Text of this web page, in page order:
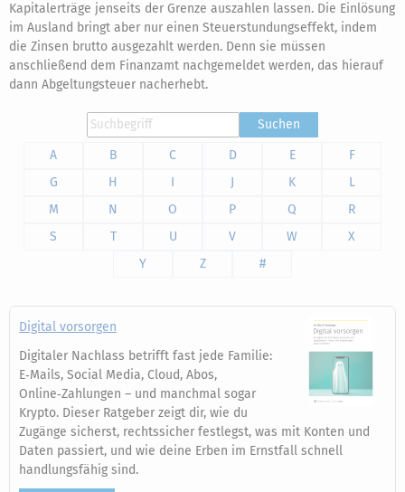
Kapitalerträge jenseits der Grenze auszahlen lassen. Die Einlösung
im Ausland bringt aber nur einen Steuerstundungseffekt, indem
die Zinsen brutto ausgezahlt werden. Denn sie müssen
anschließend dem Finanzamt nachgemeldet werden, das hierauf
dann Abgeltungsteuer nacherhebt.
Suchen
A
B C D E
F
G
H I J K
L
M
N O P Q
R
S
T U V W
X
Y
Z #
Digital vorsorgen
Digitaler Nachlass betrifft fast jede Familie:
E‑Mails, Social Media, Cloud, Abos,
Online‑Zahlungen – und manchmal sogar
Krypto. Dieser Ratgeber zeigt dir, wie du
Zugänge sicherst, rechtssicher festlegst, was mit Konten und
Daten passiert, und wie deine Erben im Ernstfall schnell
handlungsfähig sind.